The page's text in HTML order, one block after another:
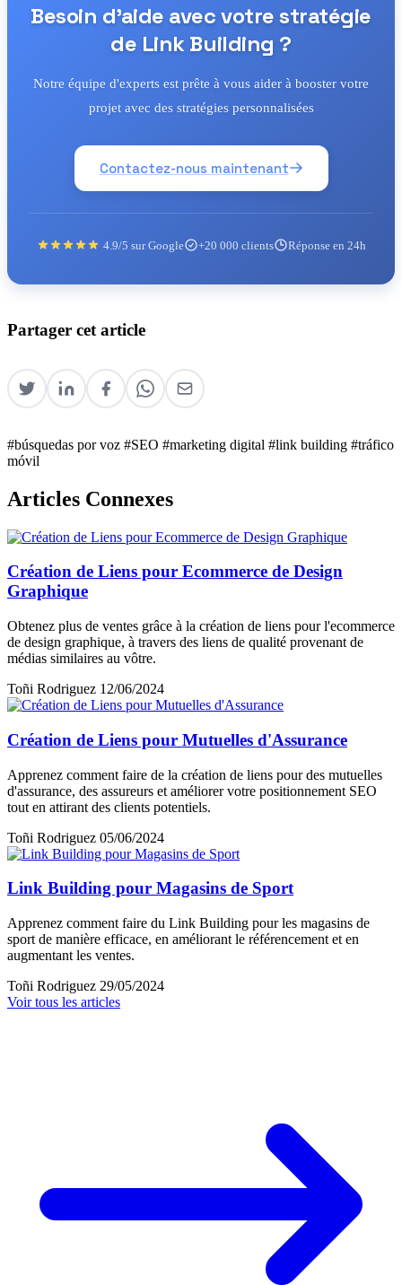
Besoin d'aide avec votre stratégie
de Link Building ?
Notre équipe d'experts est prête à vous aider à booster votre
projet avec des stratégies personnalisées
Contactez-nous maintenant
4.9/5 sur Google +20 000 clients Réponse en 24h
Partager cet article
#búsquedas por voz #SEO #marketing digital #link building #tráfico
móvil
Articles Connexes
Création de Liens pour Ecommerce de Design
Graphique
Obtenez plus de ventes grâce à la création de liens pour l'ecommerce
de design graphique, à travers des liens de qualité provenant de
médias similaires au vôtre.
Toñi Rodriguez 12/06/2024
Création de Liens pour Mutuelles d'Assurance
Apprenez comment faire de la création de liens pour des mutuelles
d'assurance, des assureurs et améliorer votre positionnement SEO
tout en attirant des clients potentiels.
Toñi Rodriguez 05/06/2024
Link Building pour Magasins de Sport
Apprenez comment faire du Link Building pour les magasins de
sport de manière efficace, en améliorant le référencement et en
augmentant les ventes.
Toñi Rodriguez 29/05/2024
Voir tous les articles